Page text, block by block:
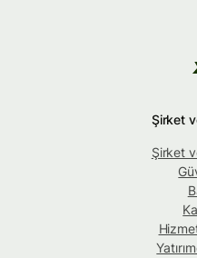
Şirket
Şirket